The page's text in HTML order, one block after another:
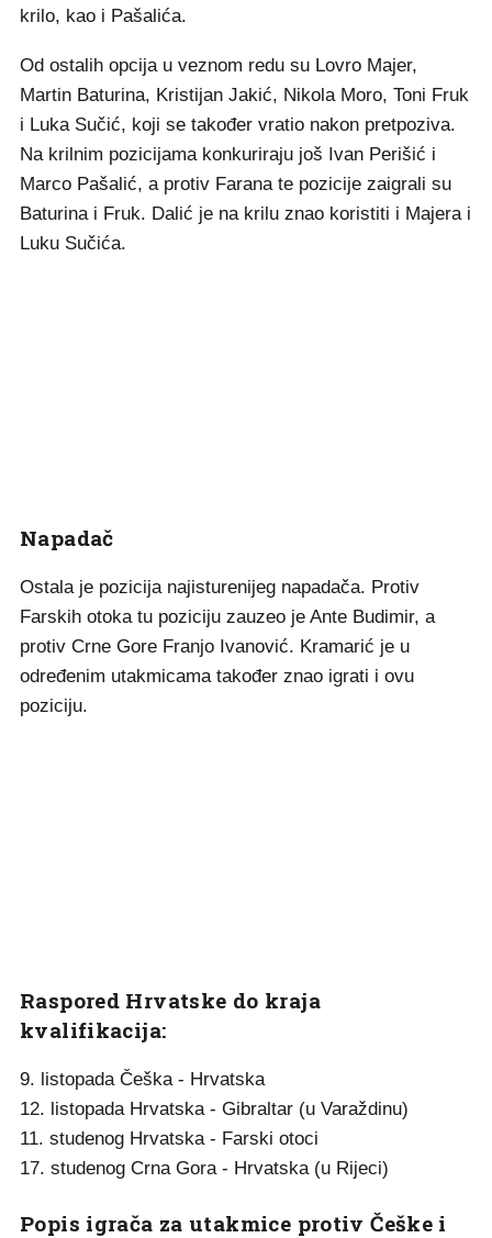
krilo, kao i Pašalića.
Od ostalih opcija u veznom redu su Lovro Majer,
Martin Baturina, Kristijan Jakić, Nikola Moro, Toni Fruk
i Luka Sučić, koji se također vratio nakon pretpoziva.
Na krilnim pozicijama konkuriraju još Ivan Perišić i
Marco Pašalić, a protiv Farana te pozicije zaigrali su
Baturina i Fruk. Dalić je na krilu znao koristiti i Majera i
Luku Sučića.
Napadač
Ostala je pozicija najisturenijeg napadača. Protiv
Farskih otoka tu poziciju zauzeo je Ante Budimir, a
protiv Crne Gore Franjo Ivanović. Kramarić je u
određenim utakmicama također znao igrati i ovu
poziciju.
Raspored Hrvatske do kraja
kvalifikacija:
9. listopada Češka - Hrvatska
12. listopada Hrvatska - Gibraltar (u Varaždinu)
11. studenog Hrvatska - Farski otoci
17. studenog Crna Gora - Hrvatska (u Rijeci)
Popis igrača za utakmice protiv Češke i